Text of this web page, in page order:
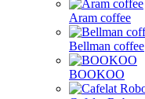
Aram coffee
Bellman coffee
BOOKOO